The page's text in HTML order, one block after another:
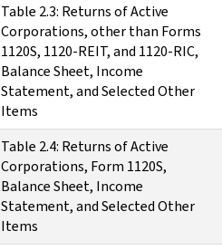
Table 2.3: Returns of Active
Corporations, other than Forms
1120S, 1120-REIT, and 1120-RIC,
Balance Sheet, Income
Statement, and Selected Other
Items
Table 2.4: Returns of Active
Corporations, Form 1120S,
Balance Sheet, Income
Statement, and Selected Other
Items